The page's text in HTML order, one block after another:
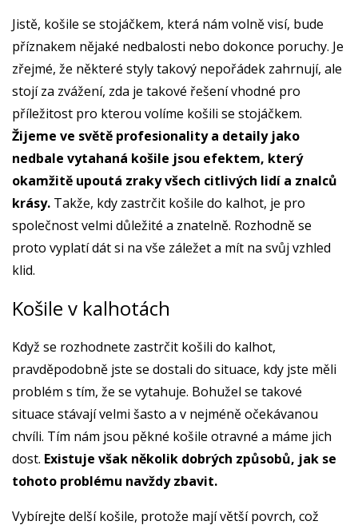
Jistě, košile se stojáčkem, která nám volně visí, bude
příznakem nějaké nedbalosti nebo dokonce poruchy. Je
zřejmé, že některé styly takový nepořádek zahrnují, ale
stojí za zvážení, zda je takové řešení vhodné pro
příležitost pro kterou volíme košili se stojáčkem.
Žijeme ve světě profesionality a detaily jako
nedbale vytahaná košile jsou efektem, který
okamžitě upoutá zraky všech citlivých lidí a znalců
krásy. Takže, kdy zastrčit košile do kalhot, je pro
společnost velmi důležité a znatelně. Rozhodně se
proto vyplatí dát si na vše záležet a mít na svůj vzhled
klid.
Košile v kalhotách
Když se rozhodnete zastrčit košili do kalhot,
pravděpodobně jste se dostali do situace, kdy jste měli
problém s tím, že se vytahuje. Bohužel se takové
situace stávají velmi šasto a v nejméně očekávanou
chvíli. Tím nám jsou pěkné košile otravné a máme jich
dost. Existuje však několik dobrých způsobů, jak se
tohoto problému navždy zbavit.
Vybírejte delší košile, protože mají větší povrch, což